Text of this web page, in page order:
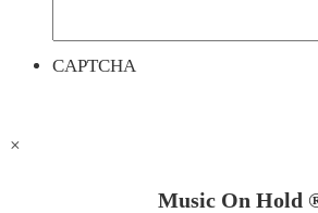
CAPTCHA
×
Music On Hold